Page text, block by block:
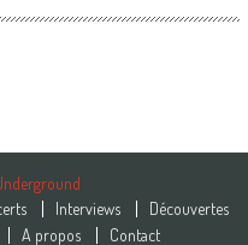
Interviews
Découvertes
A propos Contact